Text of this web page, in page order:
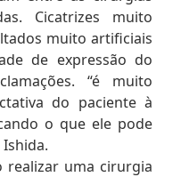
Cicatrizes muito
muito artificiais
de expressão do
“é muito
do paciente à
o que ele pode
realizar uma cirurgia